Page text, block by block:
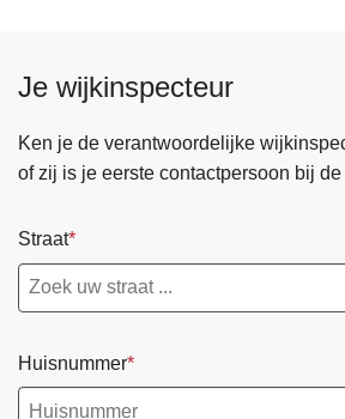
Je wijkinspecteur
Ken je de verantwoordelijke
of zij is je eerste contactpersoon bij
Straat
Huisnummer